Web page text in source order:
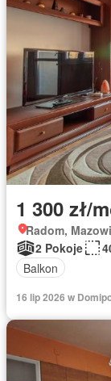
1 300 zł/
Radom,
2 Pokoje
Balkon
16 lip 2026 w